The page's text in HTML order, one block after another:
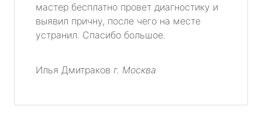
мастер бесплатно провет диагностику и
выявил причну, после чего на месте
устранил. Спасибо большое.
Илья Дмитраков г. Москва